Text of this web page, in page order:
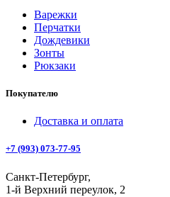
Варежки
Перчатки
Дождевики
Зонты
Рюкзаки
Покупателю
Доставка и оплата
+7 (993) 073-77-95
Санкт-Петербург,
1-й Верхний переулок, 2